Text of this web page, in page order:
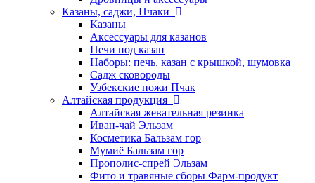
Казаны, саджи, Пчаки
Казаны
Аксессуары для казанов
Печи под казан
Наборы: печь, казан с крышкой, шумовка
Садж сковороды
Узбекские ножи Пчак
Алтайская продукция
Алтайская жевательная резинка
Иван-чай Эльзам
Косметика Бальзам гор
Мумиё Бальзам гор
Прополис-спрей Эльзам
Фито и травяные сборы Фарм-продукт